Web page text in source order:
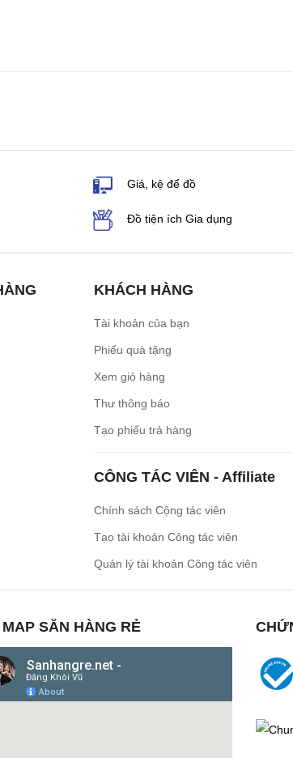
Giá, kệ để đồ
Đồ tiện ích Gia dụng
KHÁCH HÀNG
Tài khoản của bạn
Phiếu quà tặng
Xem giỏ hàng
Thư thông báo
Tạo phiếu trả hàng
CÔNG TÁC VIÊN - Affiliate
Chính sách Cộng tác viên
Tạo tài khoản Công tác viên
Quản lý tài khoản Công tác viên
SĂN HÀNG RẺ